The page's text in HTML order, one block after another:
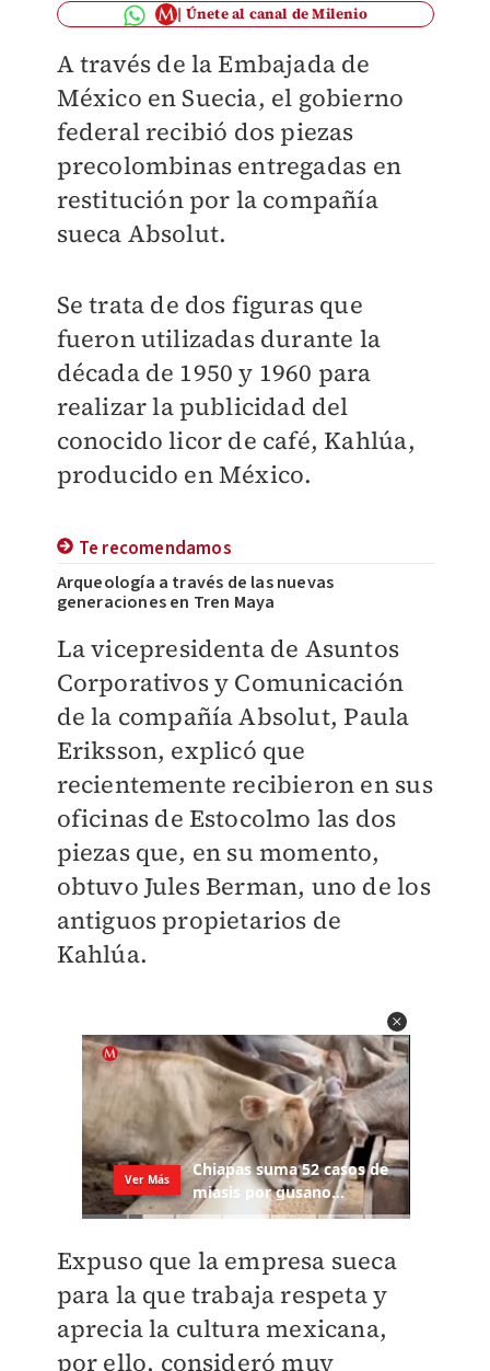
Únete al canal de Milenio
A través de la Embajada de
México en Suecia, el gobierno
federal recibió dos piezas
precolombinas entregadas en
restitución por la compañía
sueca Absolut.
Se trata de dos figuras que
fueron utilizadas durante la
década de 1950 y 1960 para
realizar la publicidad del
conocido licor de café, Kahlúa,
producido en México.
Te recomendamos
Arqueología a través de las nuevas
generaciones en Tren Maya
La vicepresidenta de Asuntos
Corporativos y Comunicación
de la compañía Absolut, Paula
Eriksson, explicó que
recientemente recibieron en sus
oficinas de Estocolmo las dos
piezas que, en su momento,
obtuvo Jules Berman, uno de los
antiguos propietarios de
Kahlúa.
Expuso que la empresa sueca
para la que trabaja respeta y
aprecia la cultura mexicana,
por ello, consideró muy